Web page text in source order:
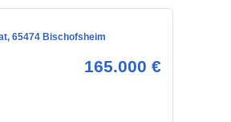
65474 Bischofsheim
165.000 €